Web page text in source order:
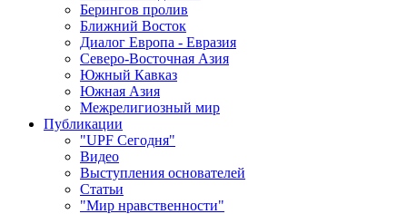
Берингов пролив
Ближний Восток
Диалог Европа - Евразия
Северо-Восточная Азия
Южный Кавказ
Южная Азия
Межрелигиозный мир
Публикации
"UPF Сегодня"
Видео
Выступления основателей
Статьи
"Мир нравственности"